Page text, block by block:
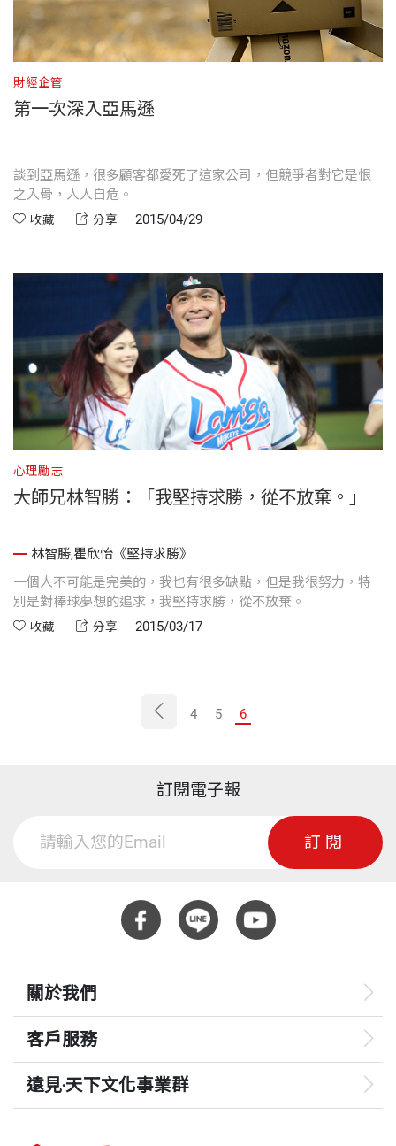
財經企管
第一次深入亞馬遜
談到亞馬遜，很多顧客都愛死了這家公司，但競爭者對它是恨
之入骨，人人自危。
收藏 分享 2015/04/29
心理勵志
大師兄林智勝：「我堅持求勝，從不放棄。」
林智勝,瞿欣怡《堅持求勝》
一個人不可能是完美的，我也有很多缺點，但是我很努力，特
別是對棒球夢想的追求，我堅持求勝，從不放棄。
收藏 分享 2015/03/17
4 5 6
訂閱電子報
訂閱
關於我們
客戶服務
遠見‧天下文化事業群